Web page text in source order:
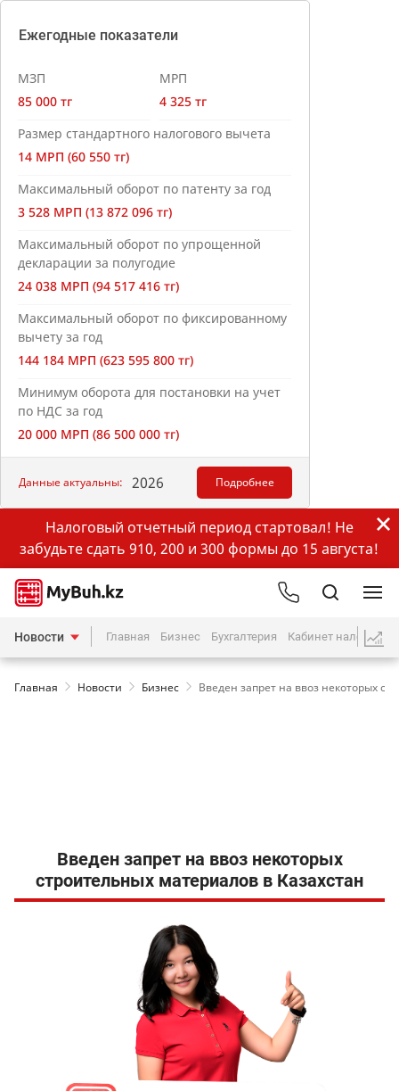
Ежегодные показатели
МЗП
85 000 тг
МРП
4 325 тг
Размер стандартного налогового вычета
14 МРП (60 550 тг)
Максимальный оборот по патенту за год
3 528 МРП (13 872 096 тг)
Максимальный оборот по упрощенной
декларации за полугодие
24 038 МРП (94 517 416 тг)
Максимальный оборот по фиксированному
вычету за год
144 184 МРП (623 595 800 тг)
Минимум оборота для постановки на учет
по НДС за год
20 000 МРП (86 500 000 тг)
Данные актуальны: 2026 Подробнее
Налоговый отчетный период стартовал! Не
забудьте сдать 910, 200 и 300 формы до 15 августа!
Новости Главная Бизнес Бухгалтерия Кабинет
Главная Новости Бизнес Введен запрет на ввоз некоторых
Введен запрет на ввоз некоторых
строительных материалов в Казахстан